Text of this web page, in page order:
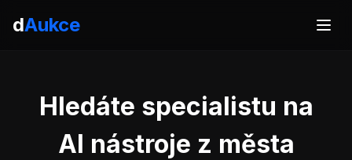
dAukce
Hledáte specialistu na
AI nástroje z města